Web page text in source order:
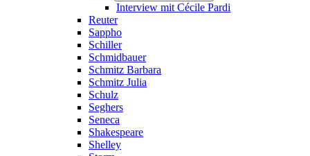
Interview mit Cécile Pardi
Reuter
Sappho
Schiller
Schmidbauer
Schmitz Barbara
Schmitz Julia
Schulz
Seghers
Seneca
Shakespeare
Shelley